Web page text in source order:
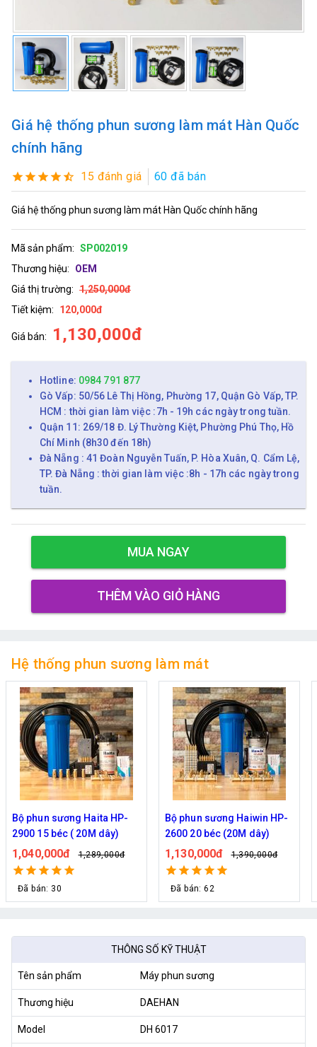
Giá hệ thống phun sương làm mát Hàn Quốc
chính hãng
15 đánh giá 60 đã bán
Giá hệ thống phun sương làm mát Hàn Quốc chính hãng
Mã sản phẩm: SP002019
Thương hiệu:
OEM
Giá thị trường: 1,250,000đ
Tiết kiệm:
120,000đ
Giá bán: 1,130,000đ
Hotline: 0984 791 877
Gò Vấp: 50/56 Lê Thị Hồng, Phường 17, Quận Gò Vấp, TP.
HCM : thời gian làm việc :7h - 19h các ngày trong tuần.
Quận 11: 269/18 Đ. Lý Thường Kiệt, Phường Phú Thọ, Hồ
Chí Minh (8h30 đến 18h)
Đà Nẵng : 41 Đoàn Nguyễn Tuấn, P. Hòa Xuân, Q. Cẩm Lệ,
TP. Đà Nẵng : thời gian làm việc :8h - 17h các ngày trong
tuần.
MUA NGAY
THÊM VÀO GIỎ HÀNG
Hệ thống phun sương làm mát
Bộ phun sương Haiwin HP-
2600 20 béc (20M dây)
1,130,000đ 1,390,000đ
Đã bán: 62
Bộ phun sương Hawin HP-
2600 30 béc (30M dây)
1,280,000đ 1,350,000đ
Đã bán: 1,182
THÔNG SỐ KỸ THUẬT
Tên sản phẩm Máy phun sương
Thương hiệu DAEHAN
Model DH 6017